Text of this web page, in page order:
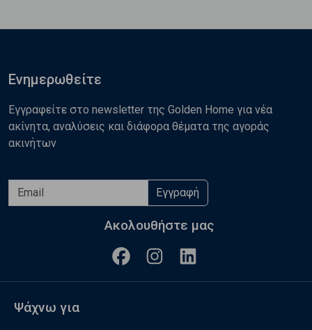
Ενημερωθείτε
Εγγραφείτε στο newsletter της Golden Home για νέα
ακίνητα, αναλύσεις και διάφορα θέματα της αγοράς
ακινήτων
Εγγραφή
Ακολουθήστε μας
Ψάχνω για